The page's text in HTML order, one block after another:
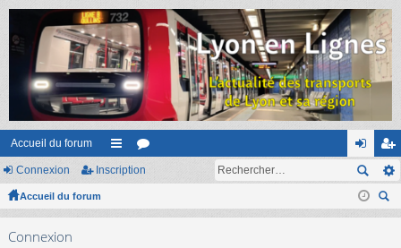
Accueil du forum
ac or on
ne
ns
cri
Connexion Inscription
Accueil du forum
ec
Connexion